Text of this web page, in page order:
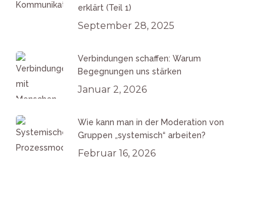
erklärt (Teil 1)
September 28, 2025
Verbindungen schaffen: Warum
Begegnungen uns stärken
Januar 2, 2026
Wie kann man in der Moderation von
Gruppen „systemisch“ arbeiten?
Februar 16, 2026